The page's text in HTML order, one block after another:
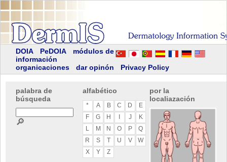
DOIA PeDOIA
módulos de
información
organicaciones
dar opinón Privacy Policy
palabra de
búsqueda
🔎
alfabético
* A B C D
E
F
G H J
K
L
M N O P
Q
R
S T U V
W
X
Y Z
por la
localiazación